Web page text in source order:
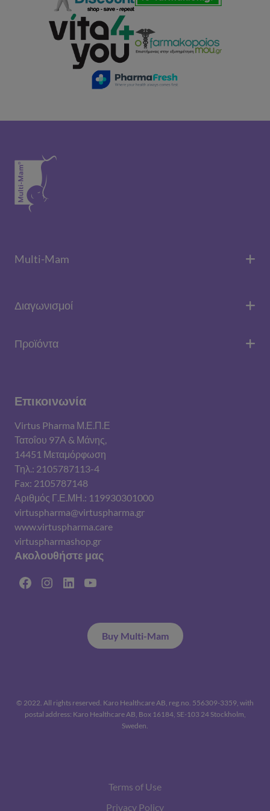
Multi-Mam
Διαγωνισμοί
Προϊόντα
Επικοινωνία
Virtus Pharma Μ.Ε.Π.Ε
Τατοΐου 97Α & Μάνης,
14451 Μεταμόρφωση
Τηλ.: 2105787113-4
Fax: 2105787148
Αριθμός Γ.Ε.ΜΗ.: 119930301000
virtuspharma@virtuspharma.gr
www.virtuspharma.care
virtuspharmashop.gr
Ακολουθήστε μας
Facebook
Instagram
LinkedinYouTube
Buy Multi-Mam
© 2022. All rights reserved. Karo Healthcare AB, reg.no. 556309-3359, with
postal address: Karo Healthcare AB, Box 16184, SE-103 24 Stockholm,
Sweden.
Terms of Use
Privacy Policy